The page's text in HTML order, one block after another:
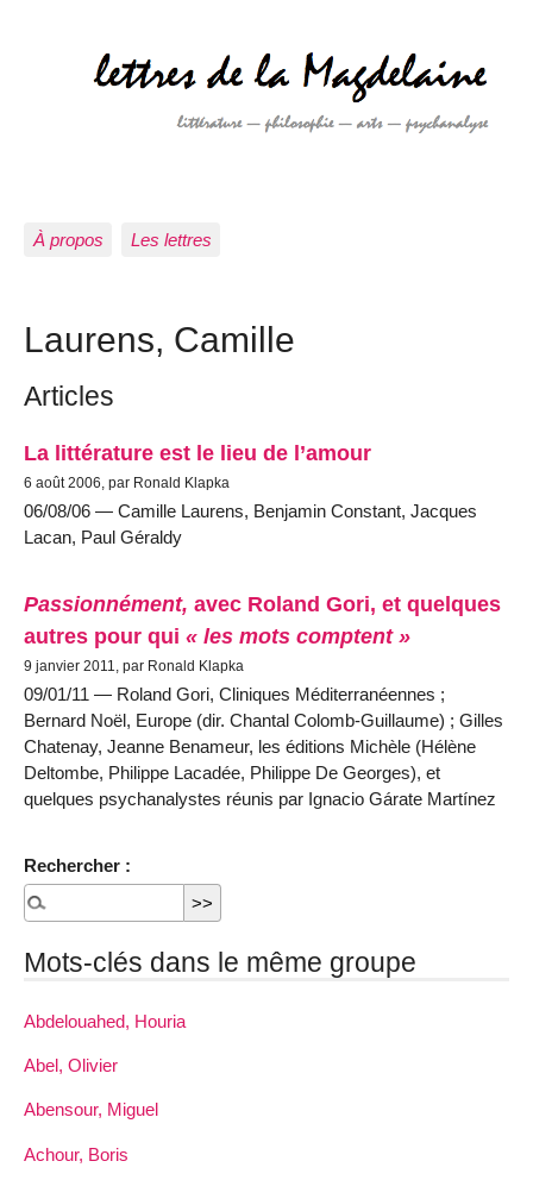
À propos Les lettres
Laurens, Camille
Articles
La littérature est le lieu de l’amour
6 août 2006, par Ronald Klapka
06/08/06 — Camille Laurens, Benjamin Constant, Jacques
Lacan, Paul Géraldy
Passionnément, avec Roland Gori, et quelques
autres pour qui « les mots comptent »
9 janvier 2011, par Ronald Klapka
09/01/11 — Roland Gori, Cliniques Méditerranéennes ;
Bernard Noël, Europe (dir. Chantal Colomb-Guillaume) ; Gilles
Chatenay, Jeanne Benameur, les éditions Michèle (Hélène
Deltombe, Philippe Lacadée, Philippe De Georges), et
quelques psychanalystes réunis par Ignacio Gárate Martínez
Rechercher :
Mots-clés dans le même groupe
Abdelouahed, Houria
Abel, Olivier
Abensour, Miguel
Achour, Boris